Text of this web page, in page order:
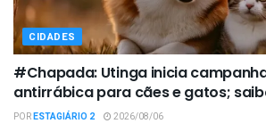
CIDADES
#Chapada: Utinga inicia
antirrábica para cães e gatos;
PORESTAGIÁRIO 2 2026/08/06